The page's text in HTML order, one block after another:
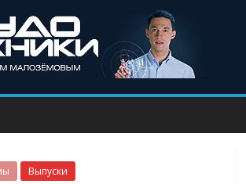
Выпуски